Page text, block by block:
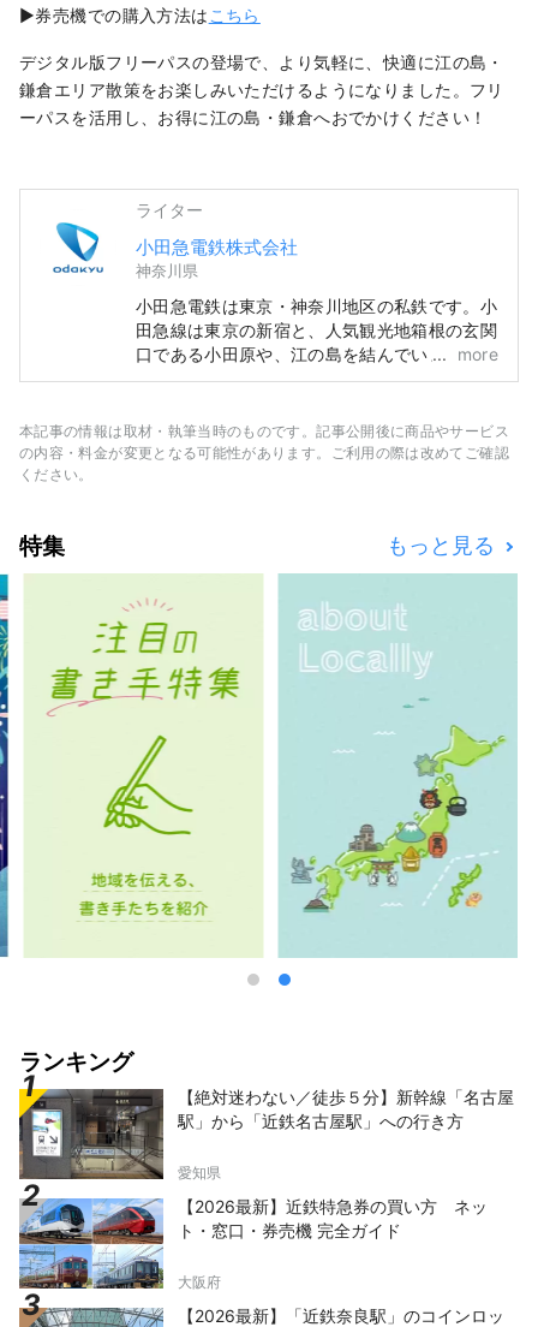
▶券売機での購入方法は こちら
デジタル版フリーパスの登場で、より気軽に、快適に江の島・
鎌倉エリア散策をお楽しみいただけるようになりました。フリ
ーパスを活用し、お得に江の島・鎌倉へおでかけください！
ライター
小田急電鉄株式会社
神奈川県
小田急電鉄は東京・神奈川地区の私鉄です。小
田急線は東京の新宿と、人気観光地箱根の玄関
口である小田原や、江の島を結んでいます。沿
線の観光情報や、便利でお得な交通パスの情報
more
本記事の情報は取材・執筆当時のものです。記事公開後に商品やサービス
の内容・料金が変更となる可能性があります。ご利用の際は改めてご確認
ください。
特集 もっと見る
ランキング
【絶対迷わない／徒歩５分】新幹線「名古屋
駅」から「近鉄名古屋駅」への行き方
愛知県
【2026最新】近鉄特急券の買い方 ネッ
ト・窓口・券売機 完全ガイド
大阪府
【2026最新】「近鉄奈良駅」のコインロッ